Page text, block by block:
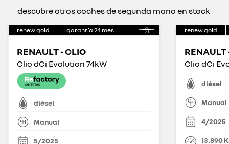
descubre otros coches de segunda mano en stock
renew gold garantía 24 mes
RENAULT - CLIO
Clio dCi Evolution 74kW
diésel
Manual
5/2025
renew gold
RENAULT
Clio dCi
diésel
Manual
4/2025
13.890